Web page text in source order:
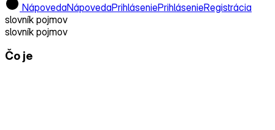
NápovedaNápovedaPrihláseniePrihlásenieRegistrácia
slovník pojmov
slovník pojmov
Čo je